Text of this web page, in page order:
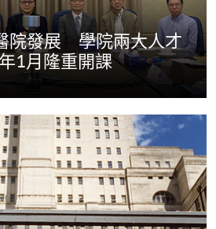
院發展 學院兩大人才
1月隆重開課